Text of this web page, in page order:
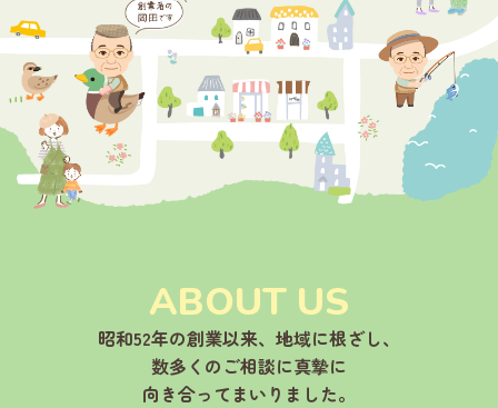
ABOUT US
昭和52年の創業以来、地域に根ざし、
数多くのご相談に真摯に
向き合ってまいりました。